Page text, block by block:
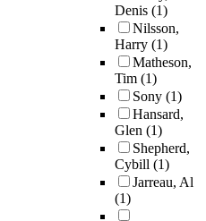
Denis (1)
Nilsson,
Harry (1)
Matheson,
Tim (1)
Sony (1)
Hansard,
Glen (1)
Shepherd,
Cybill (1)
Jarreau, Al
(1)